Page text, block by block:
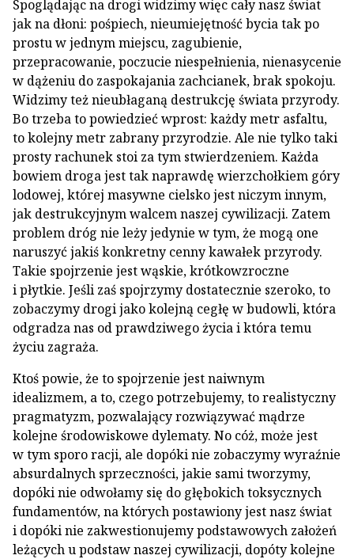
Spoglądając na drogi widzimy więc cały nasz świat
jak na dłoni: pośpiech, nieumiejętność bycia tak po
prostu w jednym miejscu, zagubienie,
przepracowanie, poczucie niespełnienia, nienasycenie
w dążeniu do zaspokajania zachcianek, brak spokoju.
Widzimy też nieubłaganą destrukcję świata przyrody.
Bo trzeba to powiedzieć wprost: każdy metr asfaltu,
to kolejny metr zabrany przyrodzie. Ale nie tylko taki
prosty rachunek stoi za tym stwierdzeniem. Każda
bowiem droga jest tak naprawdę wierzchołkiem góry
lodowej, której masywne cielsko jest niczym innym,
jak destrukcyjnym walcem naszej cywilizacji. Zatem
problem dróg nie leży jedynie w tym, że mogą one
naruszyć jakiś konkretny cenny kawałek przyrody.
Takie spojrzenie jest wąskie, krótkowzroczne
i płytkie. Jeśli zaś spojrzymy dostatecznie szeroko, to
zobaczymy drogi jako kolejną cegłę w budowli, która
odgradza nas od prawdziwego życia i która temu
życiu zagraża.
Ktoś powie, że to spojrzenie jest naiwnym
idealizmem, a to, czego potrzebujemy, to realistyczny
pragmatyzm, pozwalający rozwiązywać mądrze
kolejne środowiskowe dylematy. No cóż, może jest
w tym sporo racji, ale dopóki nie zobaczymy wyraźnie
absurdalnych sprzeczności, jakie sami tworzymy,
dopóki nie odwołamy się do głębokich toksycznych
fundamentów, na których postawiony jest nasz świat
i dopóki nie zakwestionujemy podstawowych założeń
leżących u podstaw naszej cywilizacji, dopóty kolejne